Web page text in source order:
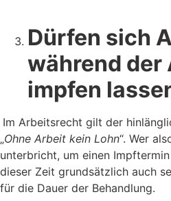
Dürfen sich
während
impfen
Im Arbeitsrecht gilt der
„Ohne Arbeit kein Lohn“. Wer
unterbricht, um einen
dieser Zeit grundsätzlich auch
für die Dauer der Behandlung.